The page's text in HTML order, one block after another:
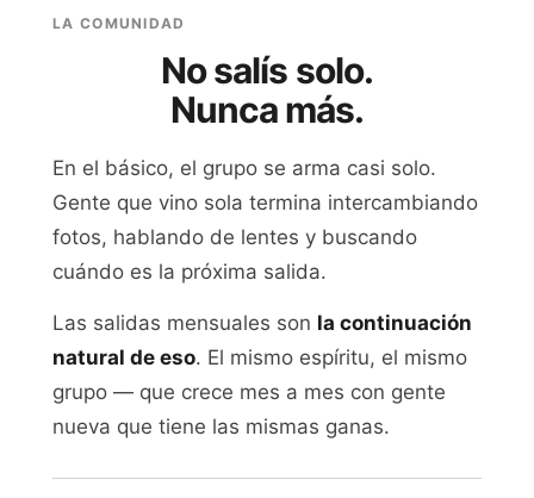
LA COMUNIDAD
No salís solo.
Nunca más.
En el básico, el grupo se arma casi solo.
Gente que vino sola termina intercambiando
fotos, hablando de lentes y buscando
cuándo es la próxima salida.
Las salidas mensuales son la continuación
natural de eso. El mismo espíritu, el mismo
grupo — que crece mes a mes con gente
nueva que tiene las mismas ganas.